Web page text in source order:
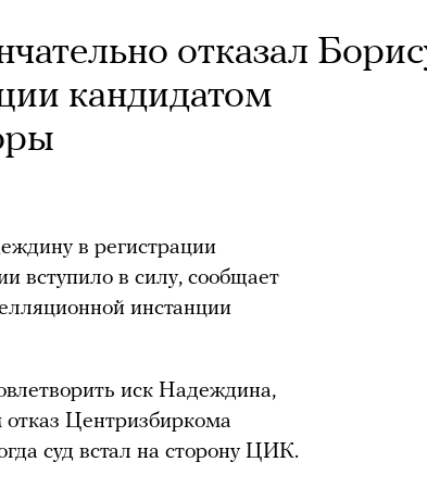
отказал
кандидатом
в регистрации
вступило в силу, сообщает
инстанции
иск Надеждина,
Центризбиркома
суд встал на сторону ЦИК.